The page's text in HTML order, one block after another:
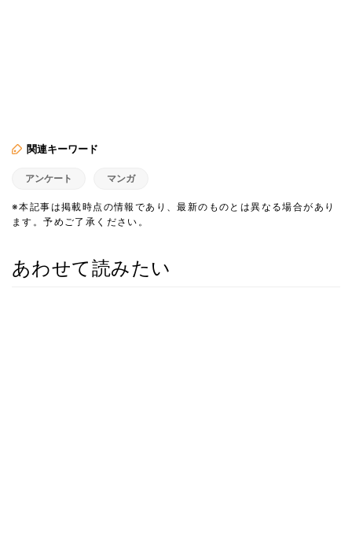
関連キーワード
アンケート マンガ
※本記事は掲載時点の情報であり、最新のものとは異なる場合があり
ます。予めご了承ください。
あわせて読みたい